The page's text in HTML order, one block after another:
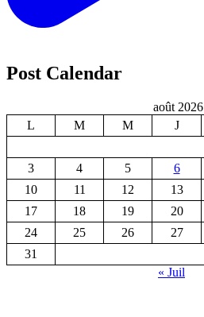
Post Calendar
août 2026
L
M M J
3
4 5 6
10
11 12 13
17
18 19 20
24
25 26 27
31
« Juil